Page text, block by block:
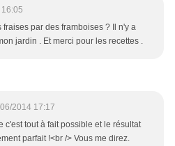
fraises par des framboises ? Il n'y a
jardin . Et merci pour les recettes .
2014 17:17
c'est tout à fait possible et le résultat
parfait !<br /> Vous me direz.